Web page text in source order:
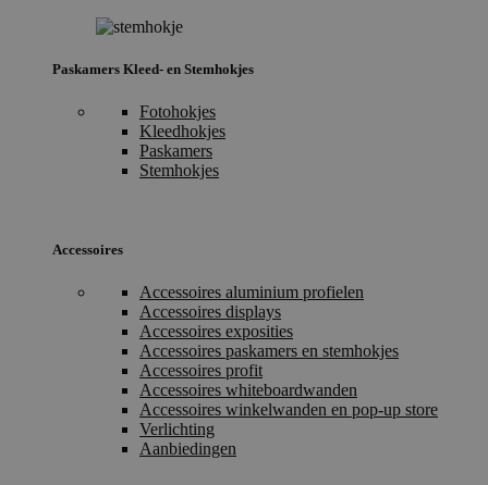
Paskamers Kleed- en Stemhokjes
Fotohokjes
Kleedhokjes
Paskamers
Stemhokjes
Accessoires
Accessoires aluminium profielen
Accessoires displays
Accessoires exposities
Accessoires paskamers en stemhokjes
Accessoires profit
Accessoires whiteboardwanden
Accessoires winkelwanden en pop-up store
Verlichting
Aanbiedingen